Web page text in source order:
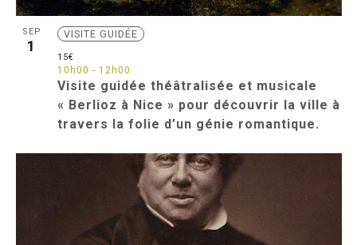
SEP
1
Visite guidée théâtralisée et musicale
« Berlioz à Nice » pour découvrir la ville à
travers la folie d’un génie romantique.
VISITE GUIDÉE
10h00 - 12h00
15€